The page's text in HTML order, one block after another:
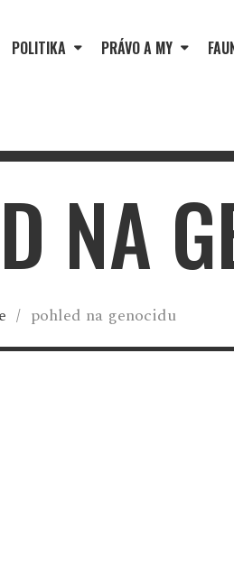
POLITIKA PRÁVO A MY
NA
/ pohled na genocidu